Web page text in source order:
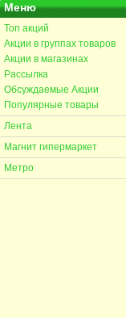
Меню
Топ акций
Акции в группах товаров
Акции в магазинах
Рассылка
Обсуждаемые Акции
Популярные товары
Лента
Магнит гипермаркет
Метро